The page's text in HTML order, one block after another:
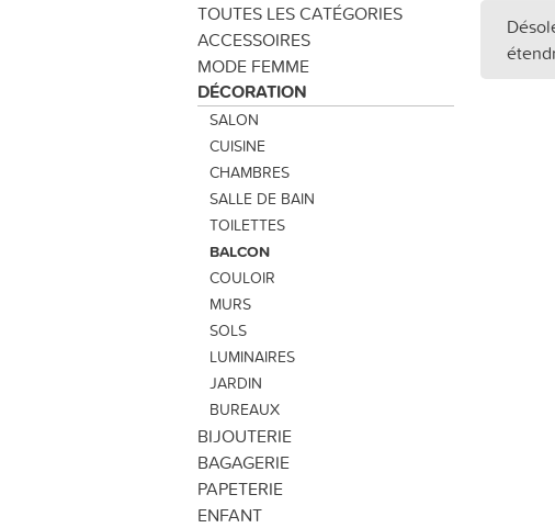
TOUTES LES CATÉGORIES
ACCESSOIRES
MODE FEMME
DÉCORATION
SALON
CUISINE
CHAMBRES
SALLE DE BAIN
TOILETTES
BALCON
COULOIR
MURS
SOLS
LUMINAIRES
JARDIN
BUREAUX
BIJOUTERIE
BAGAGERIE
PAPETERIE
ENFANT